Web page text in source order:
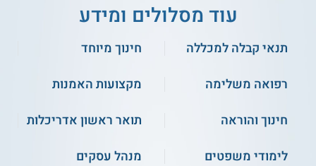
עוד מסלולים ומידע
תנאי קבלה למכללה
חינוך מיוחד
רפואה משלימה
מקצועות האמנות
חינוך והוראה
תואר ראשון אדריכלות
לימודי משפטים
מנהל עסקים